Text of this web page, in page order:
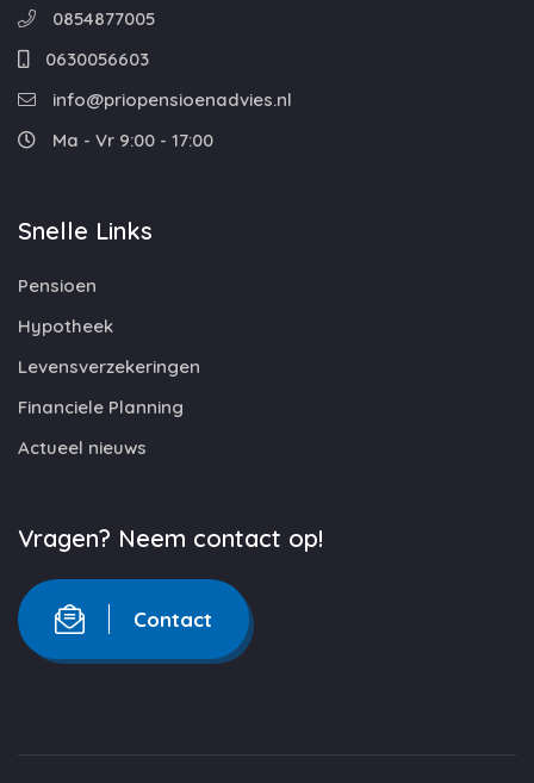
0854877005
0630056603
info@priopensioenadvies.nl
Ma - Vr 9:00 - 17:00
Snelle Links
Pensioen
Hypotheek
Levensverzekeringen
Financiele Planning
Actueel nieuws
Vragen? Neem contact op!
Contact